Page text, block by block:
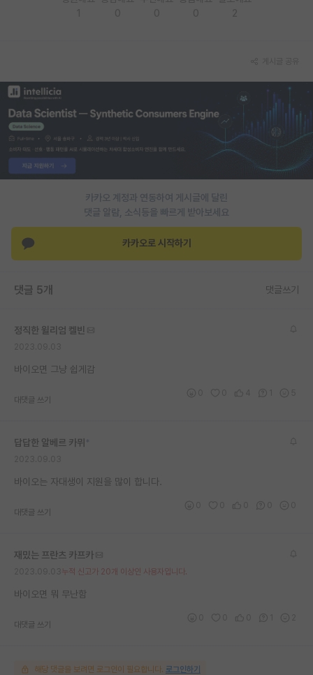
임용 후기 게시판
PI 전용 게시판
인문사회 계열 게시판
특수/전문대학원 게시판
반도체/AI 게시판
장학금/장학생 게시판
유학교육
이벤트
카카오 계정과 연동하여 게시글에 달린
댓글 알람, 소식등을 빠르게 받아보세요
카카오로 시작하기
댓글 5개 댓글쓰기
정직한 윌리엄 켈빈
바이오면 그냥 쉽게감
대댓글 쓰기
답답한 알베르 카뮈
바이오는 자대생이 지원을 많이 합니다.
대댓글 쓰기
재밌는 프란츠 카프카
누적 신고가 20개 이상인 사용자입니다.
바이오면 뭐 무난함
대댓글 쓰기
해당 댓글을 보려면 로그인이 필요합니다. 로그인하기